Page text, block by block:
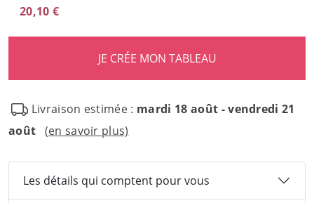
20,10 €
Livraison estimée : mardi 18 août - vendredi 21
août (en savoir plus)
Les détails qui comptent pour vous